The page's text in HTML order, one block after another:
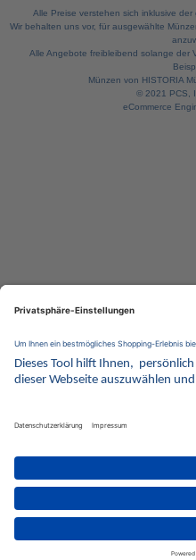
Alle Preise verstehen sich inklusive
Wir behalten uns vor, für ausgewählte
Alle Angebote freibleibend solange der
Münzen von HISTORIA
© 2021 PCS,
eCommerce